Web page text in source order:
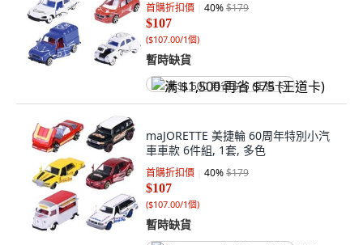
首購折扣價 40%$179
$107
($107.00/1個)
暫時缺貨
满 $1,500 再省 $75 (王道卡)
maJORETTE 美捷輪 60周年特別小汽
車車款 6件組, 1套, 多色
首購折扣價 40%$179
$107
($107.00/1個)
暫時缺貨